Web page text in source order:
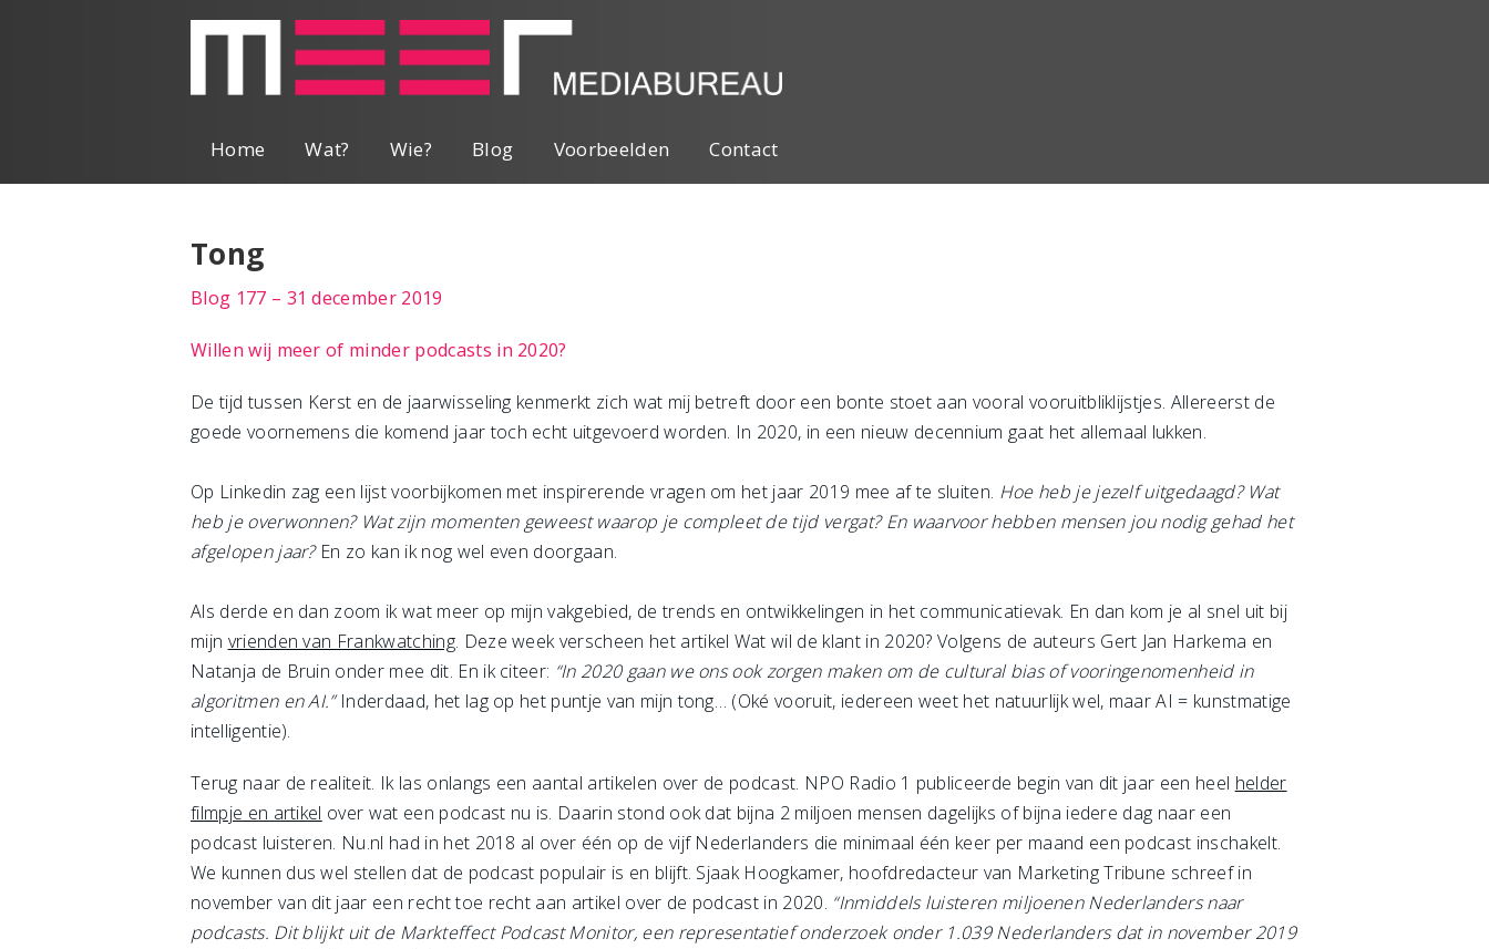
Home Wat? Wie? Blog Voorbeelden Contact
Tong
Blog 177 – 31 december 2019
Willen wij meer of minder podcasts in 2020?
De tijd tussen Kerst en de jaarwisseling kenmerkt zich wat mij betreft door een bonte stoet aan vooral vooruitbliklijstjes. Allereerst de
goede voornemens die komend jaar toch echt uitgevoerd worden. In 2020, in een nieuw decennium gaat het allemaal lukken.
Op Linkedin zag een lijst voorbijkomen met inspirerende vragen om het jaar 2019 mee af te sluiten. Hoe heb je jezelf uitgedaagd? Wat
heb je overwonnen? Wat zijn momenten geweest waarop je compleet de tijd vergat? En waarvoor hebben mensen jou nodig gehad het
afgelopen jaar?En zo kan ik nog wel even doorgaan.
Als derde en dan zoom ik wat meer op mijn vakgebied, de trends en ontwikkelingen in het communicatievak. En dan kom je al snel uit bij
mijn vrienden van Frankwatching. Deze week verscheen het artikel Wat wil de klant in 2020? Volgens de auteurs Gert Jan Harkema en
Natanja de Bruin onder mee dit. En ik citeer: “In 2020 gaan we ons ook zorgen maken om de cultural bias of vooringenomenheid in
algoritmen en AI.”Inderdaad, het lag op het puntje van mijn tong… (Oké vooruit, iedereen weet het natuurlijk wel, maar AI = kunstmatige
intelligentie).
Terug naar de realiteit. Ik las onlangs een aantal artikelen over de podcast. NPO Radio 1 publiceerde begin van dit jaar een heel helder
filmpje en artikel over wat een podcast nu is. Daarin stond ook dat bijna 2 miljoen mensen dagelijks of bijna iedere dag naar een
podcast luisteren. Nu.nl had in het 2018 al over één op de vijf Nederlanders die minimaal één keer per maand een podcast inschakelt.
We kunnen dus wel stellen dat de podcast populair is en blijft. Sjaak Hoogkamer, hoofdredacteur van Marketing Tribune schreef in
november van dit jaar een recht toe recht aan artikel over de podcast in 2020. “Inmiddels luisteren miljoenen Nederlanders naar
podcasts. Dit blijkt uit de Markteffect Podcast Monitor, een representatief onderzoek onder 1.039 Nederlanders dat in november 2019